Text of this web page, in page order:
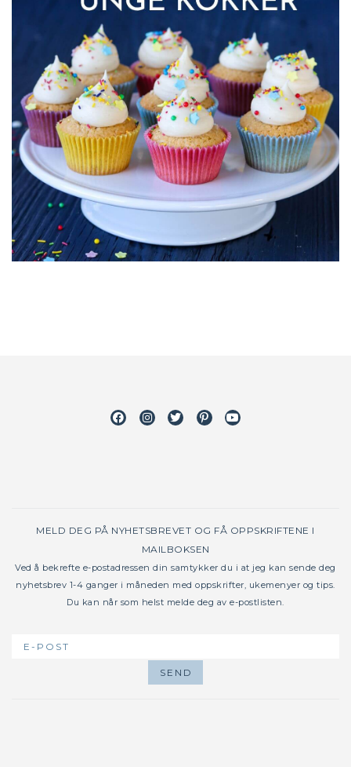
FacebookInstagram
TwitterPinterestYoutube
MELD DEG PÅ NYHETSBREVET OG FÅ OPPSKRIFTENE I
MAILBOKSEN
Ved å bekrefte e-postadressen din samtykker du i at jeg kan sende deg
nyhetsbrev 1-4 ganger i måneden med oppskrifter, ukemenyer og tips.
Du kan når som helst melde deg av e-postlisten.